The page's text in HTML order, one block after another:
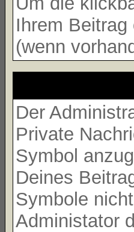
Ihrem
(wenn
Der
Private
Symbol
Deines
Symbole
Administator